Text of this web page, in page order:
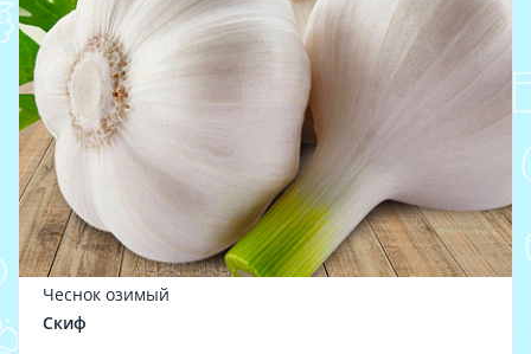
Чеснок озимый
Скиф